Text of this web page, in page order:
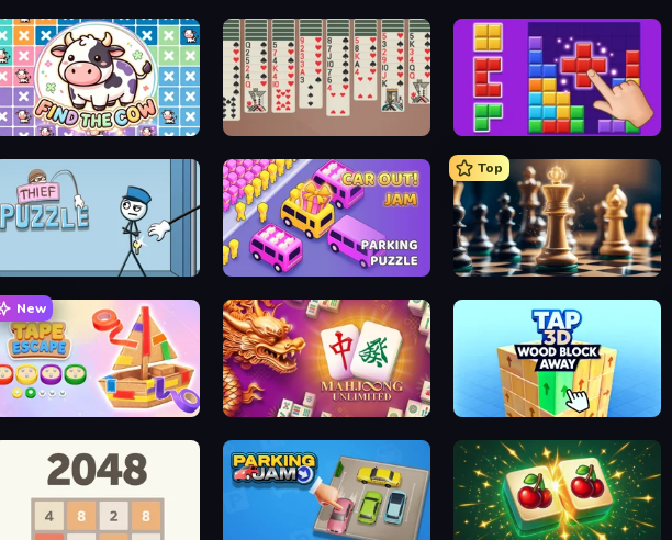
Find The Cow BlockBuster Puzzle
Thief Puzzle Car OUT! Jam Parking Puzzle
Top
Chess Free
New
Mahjong Unlimited Tap 3D Wood Block Away